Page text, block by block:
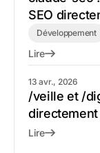
SEO
Développement
Lire
13 avr., 2026
/veille et /
directement
Lire